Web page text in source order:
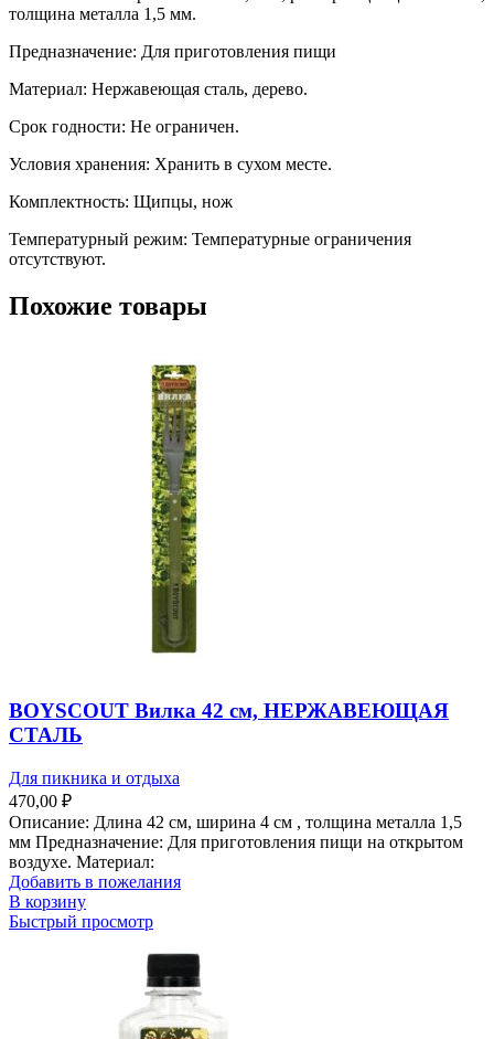
толщина металла 1,5 мм.
Предназначение: Для приготовления пищи
Материал: Нержавеющая сталь, дерево.
Срок годности: Не ограничен.
Условия хранения: Хранить в сухом месте.
Комплектность: Щипцы, нож
Температурный режим: Температурные ограничения
отсутствуют.
Похожие товары
BOYSCOUT Вилка 42 см, НЕРЖАВЕЮЩАЯ
СТАЛЬ
Для пикника и отдыха
470,00 ₽
Описание: Длина 42 см, ширина 4 см , толщина металла 1,5
мм Предназначение: Для приготовления пищи на открытом
воздухе. Материал:
Добавить в пожелания
В корзину
Быстрый просмотр